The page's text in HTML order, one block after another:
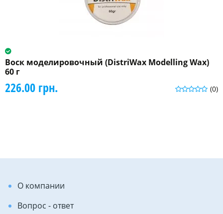
Воск моделировочный (DistriWax Modelling Wax)
60 г
(0)
226.00 грн.
О компании
Вопрос - ответ